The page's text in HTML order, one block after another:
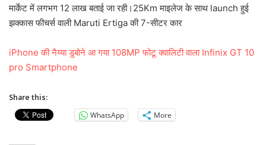
मार्केट में लगभग 12 लाख बताई जा रही।25Km माइलेज के साथ launch हुई
झक्कास फीचर्स वाली Maruti Ertiga की 7-सीटर कार
iPhone की नैय्या डुबोने आ गया 108MP फोटू क्वालिटी वाला Infinix GT 10
pro Smartphone
Share this:
WhatsApp
More